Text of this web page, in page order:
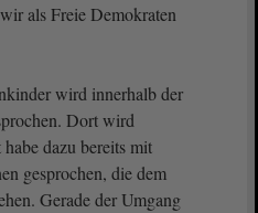
als Freie Demokraten
wird innerhalb der
Dort wird
dazu bereits mit
gesprochen, die dem
Gerade der Umgang